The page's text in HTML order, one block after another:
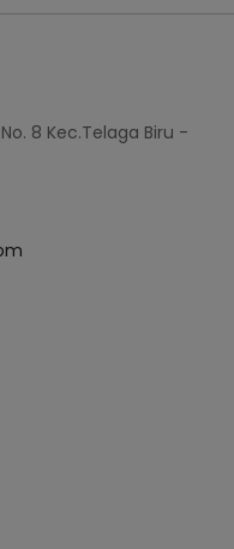
8 Kec.Telaga Biru -